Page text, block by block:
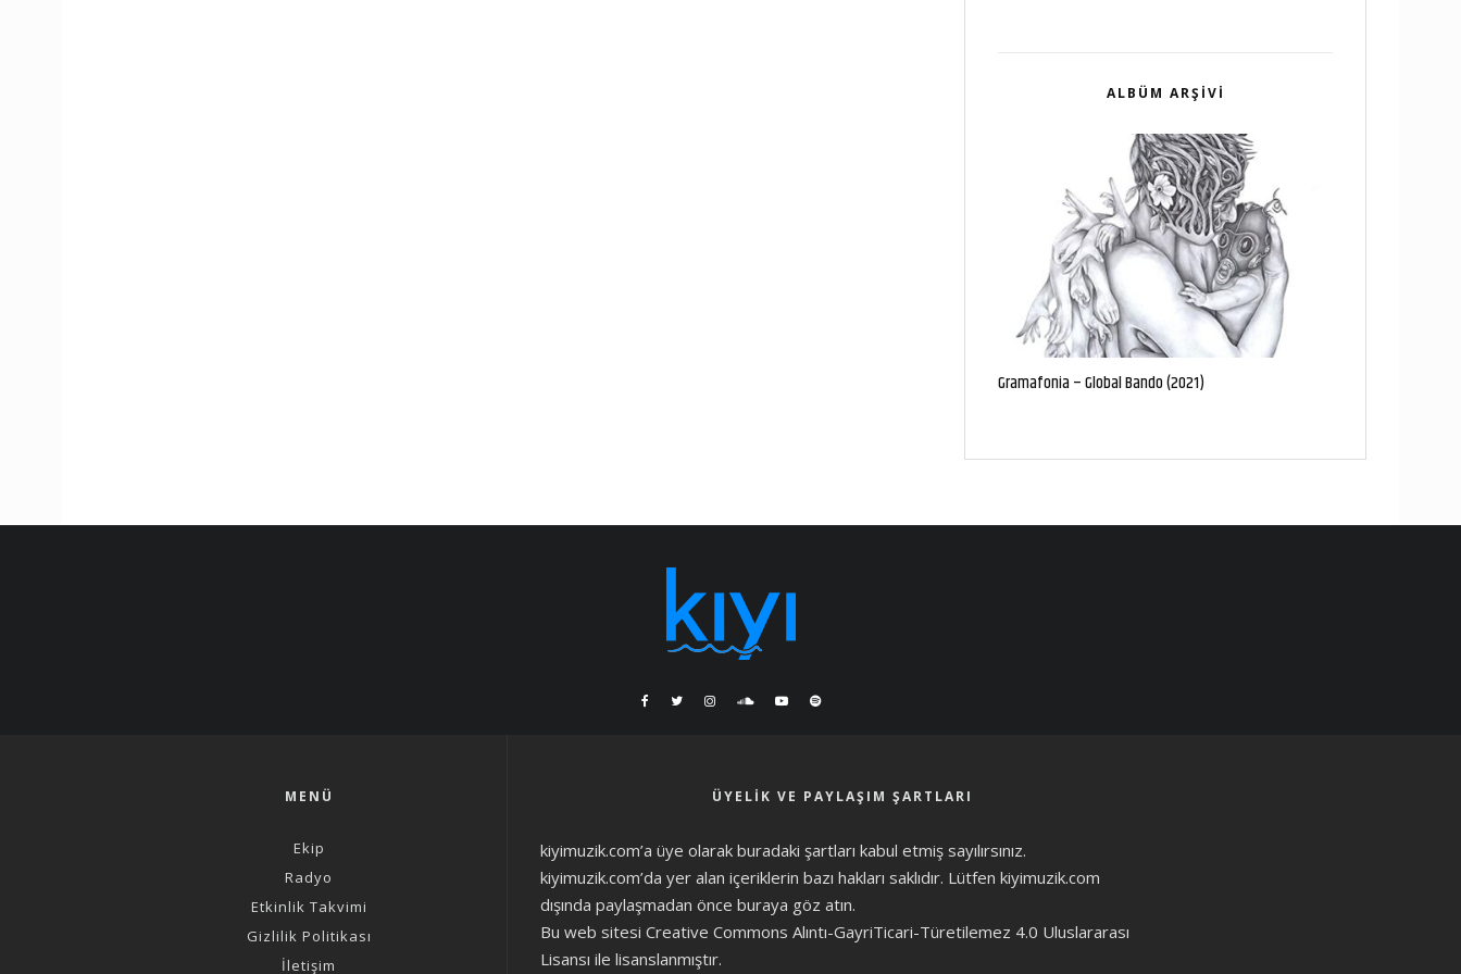
ALBÜM ARŞIVI
Gramafonia – Global Bando (2021)
MENÜ
Ekip
Radyo
Etkinlik Takvimi
Gizlilik Politikası
İletişim
ÜYELIK VE PAYLAŞIM ŞARTLARI
kiyimuzik.com’a üye olarak buradaki şartları kabul etmiş sayılırsınız.
kiyimuzik.com’da yer alan içeriklerin bazı hakları saklıdır. Lütfen kiyimuzik.com
dışında paylaşmadan önce buraya göz atın.
Bu web sitesi Creative Commons Alıntı-GayriTicari-Türetilemez 4.0 Uluslararası
Lisansı ile lisanslanmıştır.